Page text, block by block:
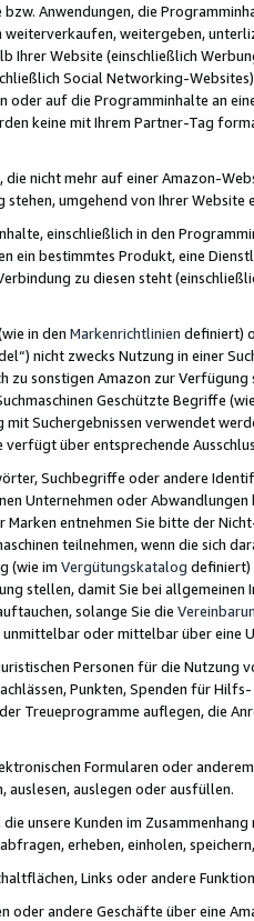
Anwendungen, die
weiterverkaufen, weitergeben,
Ihrer Website (einschließlich
Social Networking-
oder auf die Programminhalte an
keine mit Ihrem Partner-Tag
nicht mehr auf einer Amazon-
umgehend von Ihrer
einschließlich in den
ein bestimmtes Produkt, eine
zu diesen steht
in den Markenrichtlinien definiert)
nicht zwecks Nutzung in einer
zu sonstigen Amazon zur
Geschützte Begriffe
mit Suchergebnissen verwendet
verfügt über entsprechende
Suchbegriffe oder andere
Unternehmen oder
Marken entnehmen Sie bitte der
teilnehmen, wenn die sich
(wie im Vergütungskatalog definiert)
stellen, damit Sie bei
solange Sie die
unmittelbar oder mittelbar über eine
Personen für die Nutzung
Punkten, Spenden für
Treueprogramme auflegen, die
Formularen oder
auslesen, auslegen oder ausfüllen.
unsere Kunden im
erheben, einholen,
Links oder andere
oder andere Geschäfte über eine